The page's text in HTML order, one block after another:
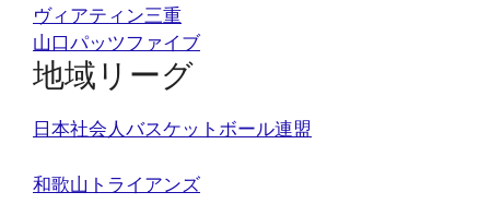
ヴィアティン三重
山口パッツファイブ
地域リーグ
日本社会人バスケットボール連盟
和歌山トライアンズ